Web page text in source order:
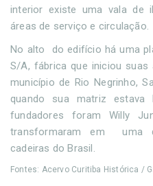
interior existe uma vala de
áreas de serviço e circulação.
No alto do edifício há uma
S/A, fábrica que iniciou
município de Rio Negrinho,
quando sua matriz estava
fundadores foram Willy
transformaram em uma
cadeiras do Brasil.
Fontes: Acervo Curitiba Histórica /